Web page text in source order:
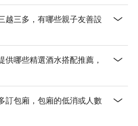
酒駕
越三多，有哪些親子友善設
供哪些精選酒水搭配推薦，
訂包廂，包廂的低消或人數